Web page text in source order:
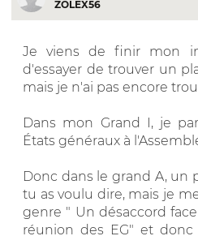
ZOLEX56
Je viens de finir mon
d'essayer de trouver un
mais je n'ai pas encore
Dans mon Grand I, je
États généraux à
Donc dans le grand A, un
tu as voulu dire, mais je
genre " Un désaccord
réunion des EG" et